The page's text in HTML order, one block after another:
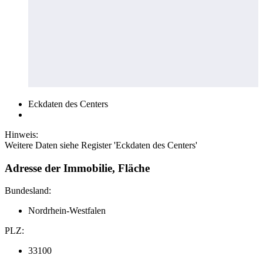
Eckdaten des Centers
Hinweis:
Weitere Daten siehe Register 'Eckdaten des Centers'
Adresse der Immobilie, Fläche
Bundesland:
Nordrhein-Westfalen
PLZ:
33100